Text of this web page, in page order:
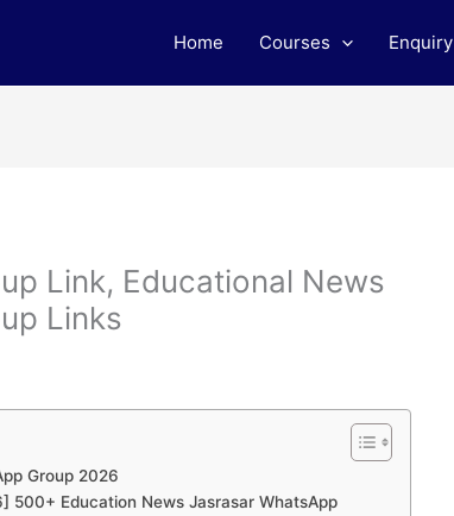
Home Courses Enquiry
Link, Educational News
Links
Group 2026
500+ Education News Jasrasar WhatsApp